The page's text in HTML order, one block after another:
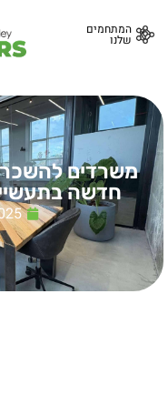
המתחמים
שלנו
משרדים
חדשה